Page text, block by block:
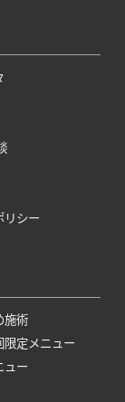
リシー
施術
定メニュー
ュー